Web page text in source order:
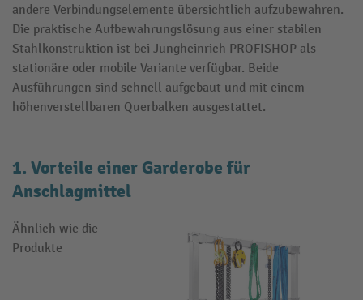
andere Verbindungselemente übersichtlich aufzubewahren.
Die praktische Aufbewahrungslösung aus einer stabilen
Stahlkonstruktion ist bei Jungheinrich PROFISHOP als
stationäre oder mobile Variante verfügbar. Beide
Ausführungen sind schnell aufgebaut und mit einem
höhenverstellbaren Querbalken ausgestattet.
1. Vorteile einer Garderobe für
Anschlagmittel
Ähnlich wie die
Produkte